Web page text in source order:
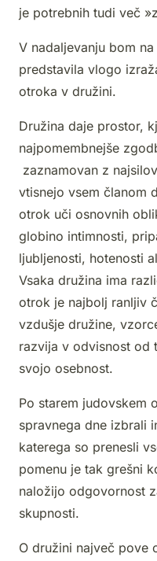
je potrebnih tudi več
V nadaljevanju bom
predstavila vlogo
otroka v družini.
Družina daje prostor,
najpomembnejše
zaznamovan z
vtisnejo vsem članom
otrok uči osnovnih
globino intimnosti,
ljubljenosti, hotenosti
Vsaka družina ima
otrok je najbolj ranljiv
vzdušje družine,
razvija v odvisnost od
svojo osebnost.
Po starem judovskem
spravnega dne izbrali
katerega so prenesli
pomenu je tak grešni
naložijo odgovornost
skupnosti.
O družini največ pove